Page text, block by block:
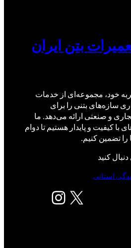
بتن ایران
خود، مجموعه‌ای از خدمات
سازه‌های بتنی را برای
و صنعتی ارائه می‌دهد. ما
با کیفیت و پایدار هستیم تا دوام
تضمین کنیم.
کنید
X اینستاگرم
استانی